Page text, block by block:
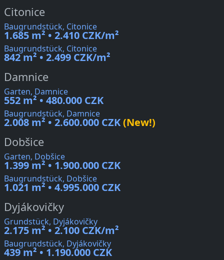
Citonice
Baugrundstück, Citonice
1.685 m² • 2.410 CZK/m²
Baugrundstück, Citonice
842 m² • 2.499 CZK/m²
Damnice
Garten, Damnice
552 m² • 480.000 CZK
Baugrundstück, Damnice
2.008 m² • 2.600.000 CZK(New!)
Dobšice
Garten, Dobšice
1.399 m² • 1.900.000 CZK
Baugrundstück, Dobšice
1.021 m² • 4.995.000 CZK
Dyjákovičky
Grundstück, Dyjákovičky
2.175 m² • 2.100 CZK/m²
Baugrundstück, Dyjákovičky
439 m² • 1.190.000 CZK